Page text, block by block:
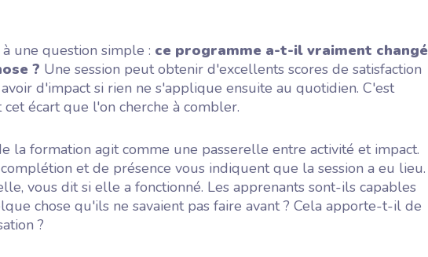
une question simple : ce programme a-t-il vraiment changé
? Une session peut obtenir d'excellents scores de satisfaction
d'impact si rien ne s'applique ensuite au quotidien. C'est
cet écart que l'on cherche à combler.
la formation agit comme une passerelle entre activité et impact.
et de présence vous indiquent que la session a eu lieu.
vous dit si elle a fonctionné. Les apprenants sont-ils capables
chose qu'ils ne savaient pas faire avant ? Cela apporte-t-il de
?